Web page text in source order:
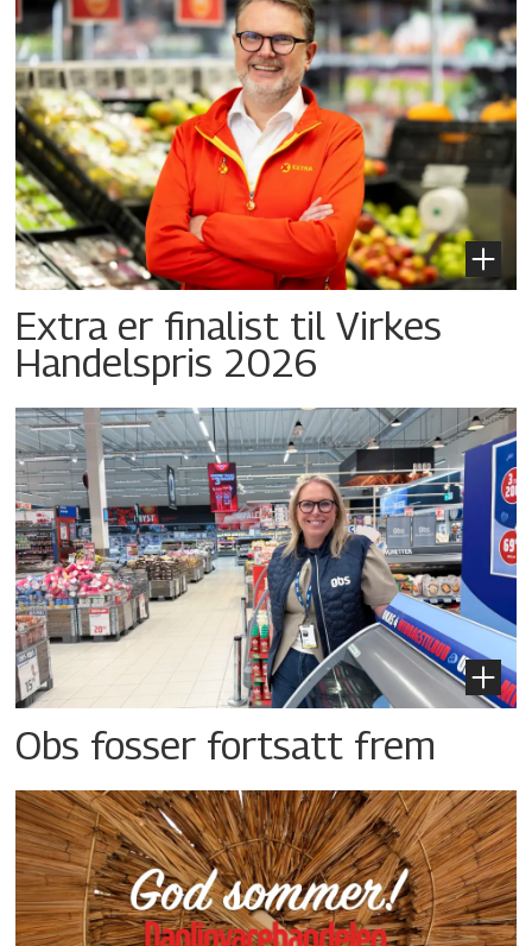
Extra er finalist til Virkes
Handelspris 2026
Obs fosser fortsatt frem